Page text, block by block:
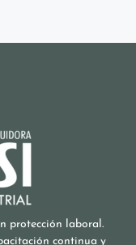
protección laboral.
continua y